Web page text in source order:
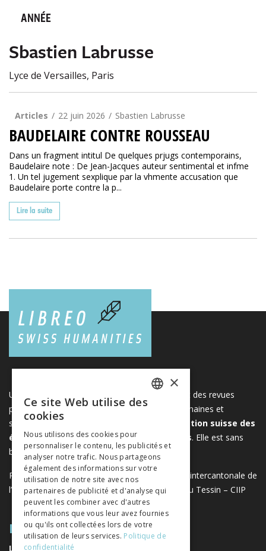
ANNÉE
Sbastien Labrusse
Lyce de Versailles, Paris
Articles 22 juin 2026 Sbastien Labrusse
BAUDELAIRE CONTRE ROUSSEAU
Dans un fragment intitul De quelques prjugs contemporains,
Baudelaire note : De Jean-Jacques auteur sentimental et infme
1. Un tel jugement sexplique par la vhmente accusation que
Baudelaire porte contre la p...
Lire la suite
Une plateforme unique regroupant des livres et des revues
publiés par les éditeurs suisses de sciences humaines et
sociales. Libreo.ch est la propriété de l'
Association suisse des
éditeurs de sciences sociales et humaines. Elle est sans
but lucratif.www.editeurssuisses.ch
Projet réalisé avec le soutien de la Conférence intercantonale de
l’instruction publique de la Suisse romande et du Tessin – CIIP
PLAN DU SITE
LIVRES
ITALIAN
×
Ce site Web utilise des
cookies
Nous utilisons des cookies pour
personnaliser le contenu, les publicités et
analyser notre trafic. Nous partageons
également des informations sur votre
utilisation de notre site avec nos
partenaires de publicité et d'analyse qui
peuvent les combiner avec d'autres
informations que vous leur avez fournies
ou qu'ils ont collectées lors de votre
utilisation de leurs services. Politique de
confidentialité